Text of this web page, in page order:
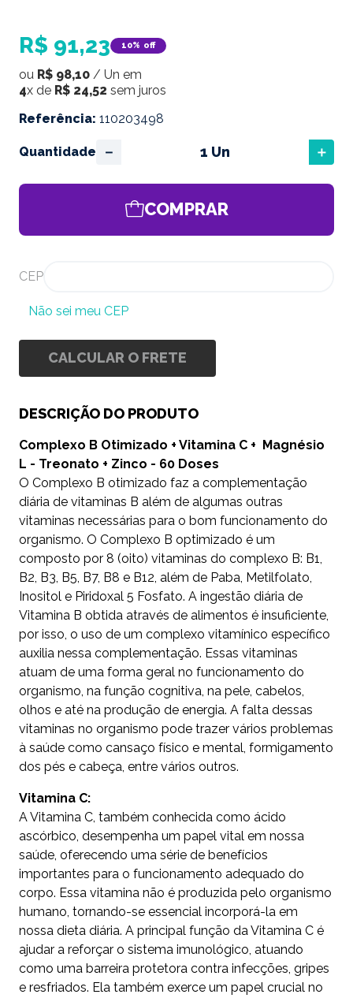
R$ 91,23 10% off
ou R$ 98,10 / Un em
4x de R$ 24,52 sem juros
Referência: 110203498
Quantidade ＋
－
COMPRAR
CEP
Não sei meu CEP
CALCULAR O FRETE
DESCRIÇÃO DO PRODUTO
Complexo B Otimizado + Vitamina C + Magnésio
L - Treonato + Zinco - 60 Doses
O Complexo B otimizado faz a complementação
diária de vitaminas B além de algumas outras
vitaminas necessárias para o bom funcionamento do
organismo. O Complexo B optimizado é um
composto por 8 (oito) vitaminas do complexo B: B1,
B2, B3, B5, B7, B8 e B12, além de Paba, Metilfolato,
Inositol e Piridoxal 5 Fosfato. A ingestão diária de
Vitamina B obtida através de alimentos é insuficiente,
por isso, o uso de um complexo vitamínico específico
auxilia nessa complementação. Essas vitaminas
atuam de uma forma geral no funcionamento do
organismo, na função cognitiva, na pele, cabelos,
olhos e até na produção de energia. A falta dessas
vitaminas no organismo pode trazer vários problemas
à saúde como cansaço físico e mental, formigamento
dos pés e cabeça, entre vários outros.
Vitamina C:
A Vitamina C, também conhecida como ácido
ascórbico, desempenha um papel vital em nossa
saúde, oferecendo uma série de benefícios
importantes para o funcionamento adequado do
corpo. Essa vitamina não é produzida pelo organismo
humano, tornando-se essencial incorporá-la em
nossa dieta diária. A principal função da Vitamina C é
ajudar a reforçar o sistema imunológico, atuando
como uma barreira protetora contra infecções, gripes
e resfriados. Ela também exerce um papel crucial no